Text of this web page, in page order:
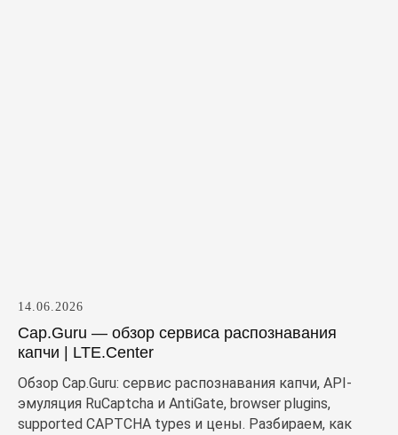
14.06.2026
Cap.Guru — обзор сервиса распознавания
капчи | LTE.Center
Обзор Cap.Guru: сервис распознавания капчи, API-
эмуляция RuCaptcha и AntiGate, browser plugins,
supported CAPTCHA types и цены. Разбираем, как